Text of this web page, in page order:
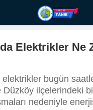
Elektrikler Ne
elektrikler bugün
Düzköy ilçelerindeki
nedeniyle